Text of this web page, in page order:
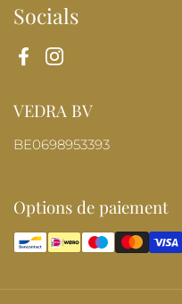
Socials
FacebookInstagram
VEDRA BV
BE0698953393
Options de paiement